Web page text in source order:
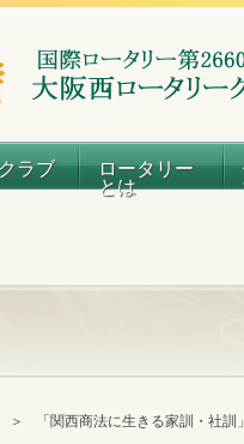
ラブ ロータリー
とは
＞ 「関西商法に生きる家訓・